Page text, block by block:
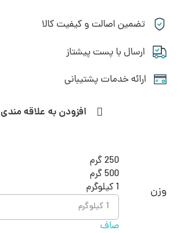
تضمین اصالت و کیفیت کالا
ارسال با پست پیشتاز
ارائه خدمات پشتیبانی
افزودن به علاقه
وزن
250 گرم
500 گرم
1 کیلوگرم
صاف